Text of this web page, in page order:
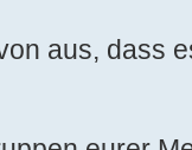
aus, dass